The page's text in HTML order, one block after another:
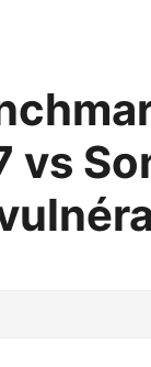
vs